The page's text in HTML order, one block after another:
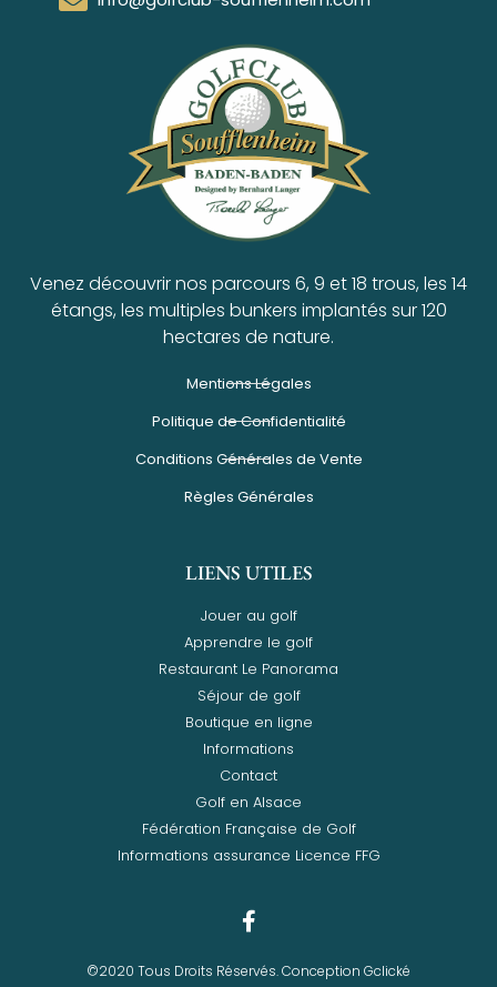
Venez découvrir nos parcours 6, 9 et 18 trous, les 14
étangs, les multiples bunkers implantés sur 120
hectares de nature.
Mentions Légales
Politique de Confidentialité
Conditions Générales de Vente
Règles Générales
LIENS UTILES
Jouer au golf
Apprendre le golf
Restaurant Le Panorama
Séjour de golf
Boutique en ligne
Informations
Contact
Golf en Alsace
Fédération Française de Golf
Informations assurance Licence FFG
©2020 Tous Droits Réservés. Conception Gclické